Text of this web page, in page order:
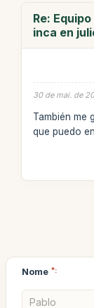
Re:
inca en
30 de mai. de
También me
que puedo
Nome *: